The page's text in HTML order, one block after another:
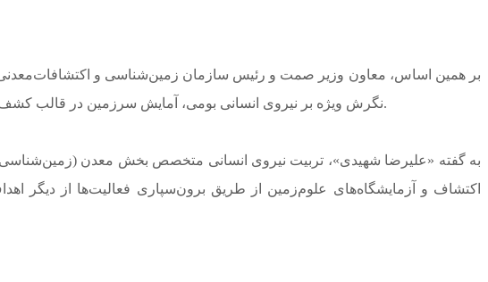
بر همین اساس، معاون وزیر صمت و رئیس سازمان زمین‌شناسی و اکتشافات‌معدنی
نگرش ویژه بر نیروی انسانی بومی، آمایش سرزمین در قالب کشف ذخایرجدید معدنی، افزایش بازدهی و کاهش موثر زمین تبدیل کانسار به معدن بخشی از اهداف پیش‌روی ما در این پروژه بود.
به گفته «علیرضا شهیدی»، تربیت نیروی انسانی متخصص بخش معدن
اکتشاف و آزمایشگاه‌های علوم‌زمین از طریق برون‌سپاری فعالیت‌ها از